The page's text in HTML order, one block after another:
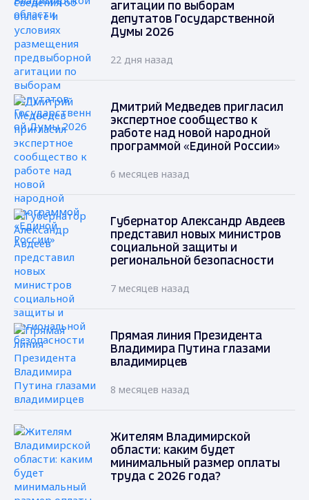
агитации по выборам
депутатов Государственной
Думы 2026
22 дня назад
Дмитрий Медведев пригласил
экспертное сообщество к
работе над новой народной
программой «Единой России»
6 месяцев назад
Губернатор Александр Авдеев
представил новых министров
социальной защиты и
региональной безопасности
7 месяцев назад
Прямая линия Президента
Владимира Путина глазами
владимирцев
8 месяцев назад
Жителям Владимирской
области: каким будет
минимальный размер оплаты
труда с 2026 года?